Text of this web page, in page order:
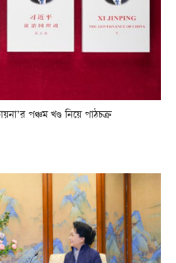
পঞ্চম খণ্ড নিয়ে পাঠচক্র